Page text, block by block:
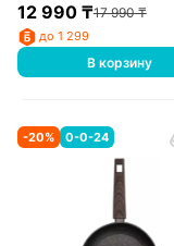
12 990₸17 990₸
до 1 299
В корзину
-20% 0-0-24